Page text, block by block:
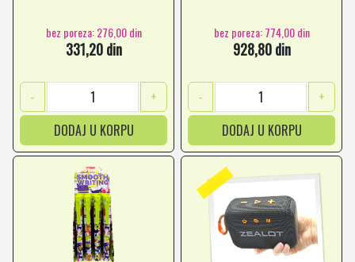
bez poreza: 276,00 din
331,20 din
-
+
DODAJ U KORPU
bez poreza: 774,00 din
928,80 din
-
+
DODAJ U KORPU